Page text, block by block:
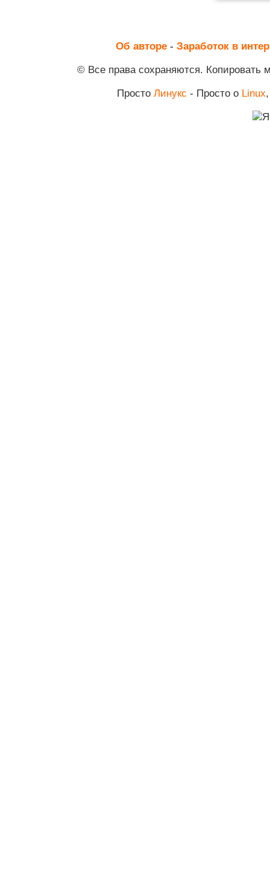
Об авторе- Заработок в
© Все права сохраняются. Копировать
Просто Линукс - Просто о Linux